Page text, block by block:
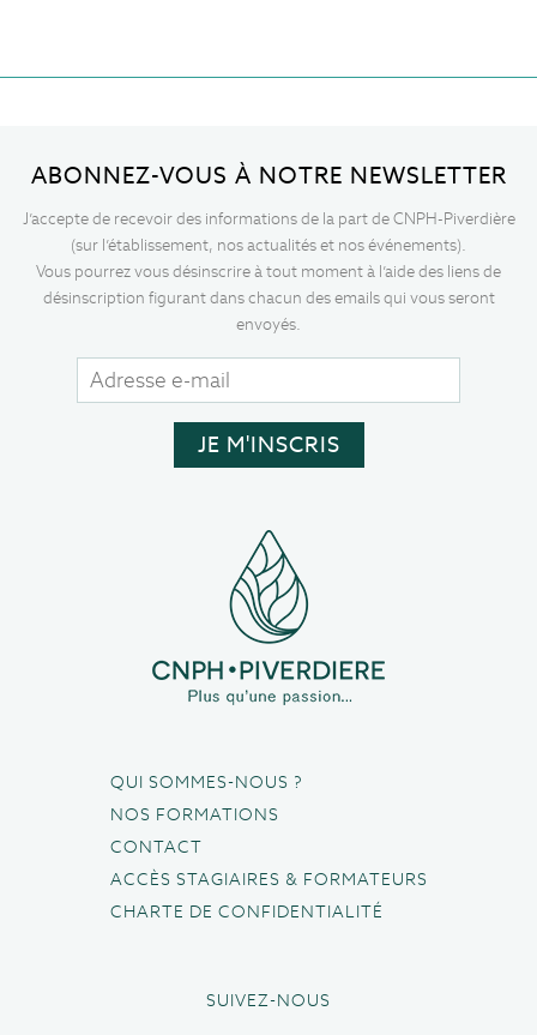
ABONNEZ-VOUS À NOTRE NEWSLETTER
J’accepte de recevoir des informations de la part de CNPH-Piverdière
(sur l’établissement, nos actualités et nos événements).
Vous pourrez vous désinscrire à tout moment à l’aide des liens de
désinscription figurant dans chacun des emails qui vous seront
envoyés.
QUI SOMMES-NOUS ?
NOS FORMATIONS
CONTACT
ACCÈS STAGIAIRES & FORMATEURS
CHARTE DE CONFIDENTIALITÉ
SUIVEZ-NOUS